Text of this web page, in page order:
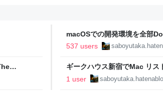
macOSでの開発環境を全部
The paradigm shift
537 users
ギークハウス新宿でMac リ
した - The paradigm shift
1 user